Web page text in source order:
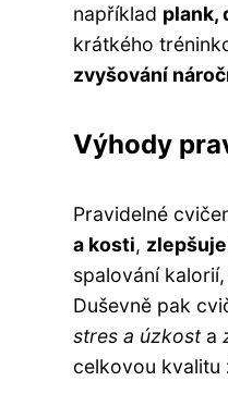
například plank,
krátkého
zvyšování
Výhody
Pravidelné
a kosti,
spalování
Duševně pak
stres a úzkosta
celkovou kvalitu